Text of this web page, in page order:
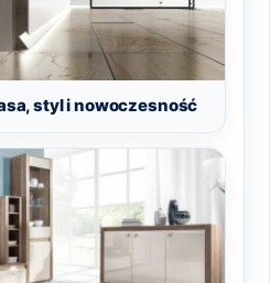
styl i nowoczesność